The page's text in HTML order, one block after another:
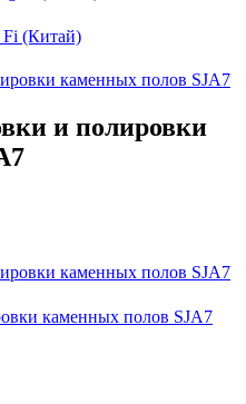
Fi (Китай)
и полировки
каменных полов SJA7